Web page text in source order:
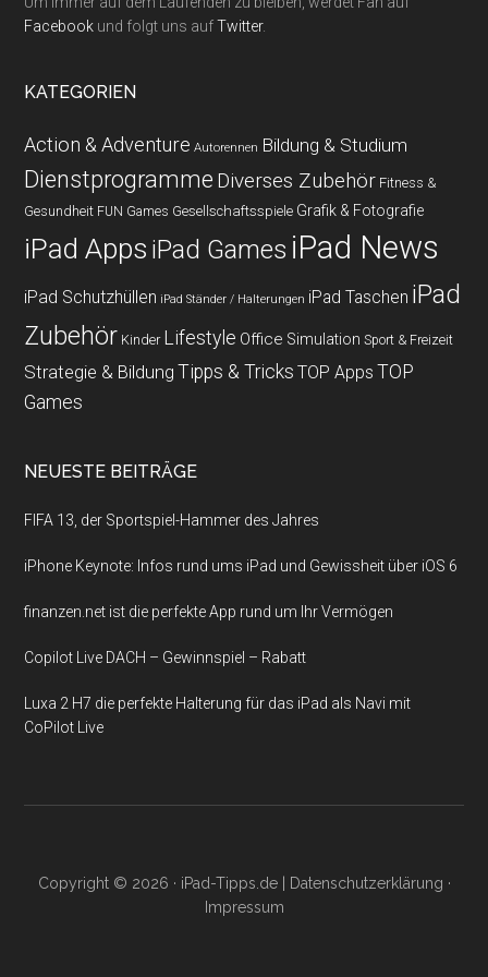
Facebook und folgt uns aufTwitter.
KATEGORIEN
Action & Adventure Autorennen Bildung & Studium
Dienstprogramme Diverses Zubehör Fitness &
Gesundheit FUN Games Gesellschaftsspiele Grafik & Fotografie
iPad Apps iPad Games iPad News
iPad Schutzhüllen iPad Ständer / Halterungen iPad Taschen iPad
Zubehör Kinder Lifestyle Office Simulation Sport & Freizeit
Strategie & Bildung Tipps & Tricks TOP Apps TOP
Games
NEUESTE BEITRÄGE
FIFA 13, der Sportspiel-Hammer des Jahres
iPhone Keynote: Infos rund ums iPad und Gewissheit über iOS 6
finanzen.net ist die perfekte App rund um Ihr Vermögen
Copilot Live DACH – Gewinnspiel – Rabatt
Luxa 2 H7 die perfekte Halterung für das iPad als Navi mit
CoPilot Live
Copyright © 2026 · iPad-Tipps.de| Datenschutzerklärung ·
Impressum